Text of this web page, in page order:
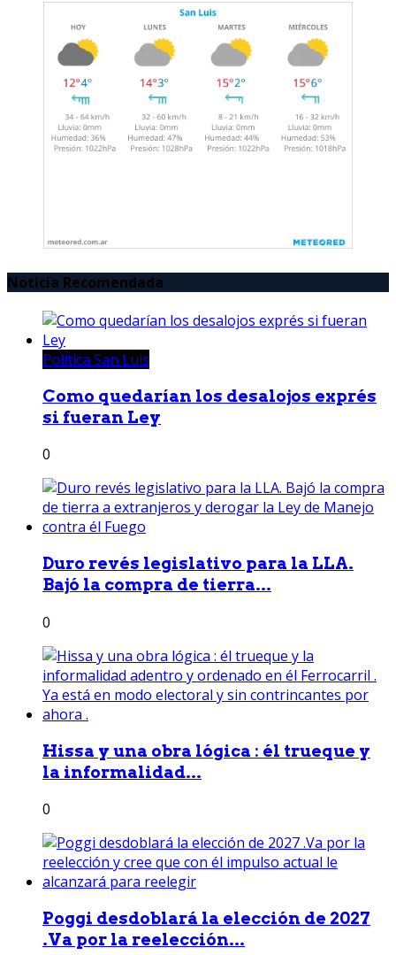
Noticia Recomendada
Política San Luis
Como quedarían los desalojos exprés
si fueran Ley
0
Duro revés legislativo para la LLA.
Bajó la compra de tierra...
0
Hissa y una obra lógica : él trueque y
la informalidad...
0
Poggi desdoblará la elección de 2027
.Va por la reelección...